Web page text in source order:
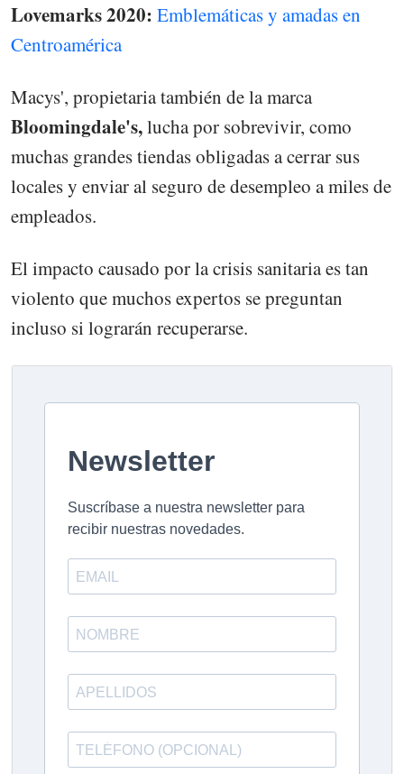
Lovemarks 2020: Emblemáticas y amadas en
Centroamérica
Macys', propietaria también de la marca
Bloomingdale's,lucha por sobrevivir, como
muchas grandes tiendas obligadas a cerrar sus
locales y enviar al seguro de desempleo a miles de
empleados.
El impacto causado por la crisis sanitaria es tan
violento que muchos expertos se preguntan
incluso si lograrán recuperarse.